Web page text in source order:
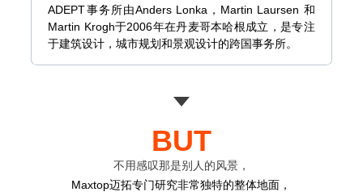
ADEPT事务所由Anders Lonka，Martin Laursen 和
Martin Krogh于2006年在丹麦哥本哈根成立 ， 是专注
于建筑设计，城市规划和景观设计的跨国事务所。
BUT
不用感叹那是别人的风景，
Maxtop迈拓专门研究非常独特的整体地面，